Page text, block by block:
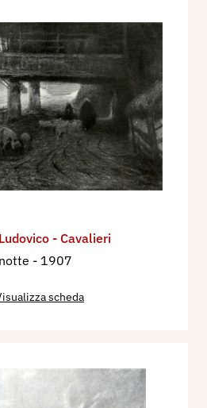
- Esposizione Nazionale
Brera e della Permanente,
Natura ed Arte, n. 6,
Internazionale d'Arte
catalogo mostra, p. 45.
di Venezia. La Cultura
d'Arte Internazionale
moderno, volume XXI,
- Cavalieri
- 1907
scheda